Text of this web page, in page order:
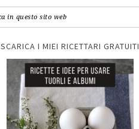
SCARICA I MIEI RICETTARI GRATUITI